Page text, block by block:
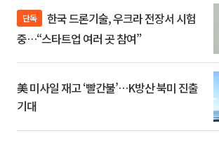
단독
중…“스타트업 여러 곳 참여”
美 미사일 재고 ‘빨간불’…K방산 북미 진출
기대